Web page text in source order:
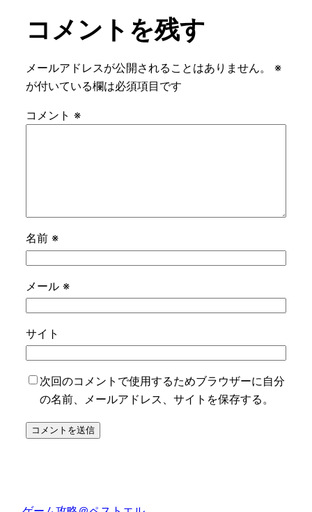
コメントを残す
メールアドレスが公開されることはありません。
※
が付いている欄は必須項目です
コメント ※
名前 ※
メール ※
サイト
次回のコメントで使用するためブラウザーに自分
の名前、メールアドレス、サイトを保存する。